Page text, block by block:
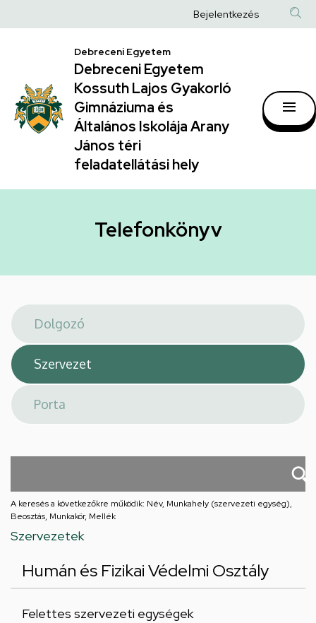
|
Debreceni
Egyetem
Kossuth
Lajos
Gyakorló
Általános
Arany
János
téri
feladatellátási
hely
a
Anonim
fiók
menüje
Bejelentkezés
Debreceni Egyetem
Debreceni Egyetem
Kossuth Lajos Gyakorló
Gimnáziuma és
Általános Iskolája Arany
János téri
feladatellátási hely
Telefonkönyv
A keresés a következőkre működik: Név, Munkahely (szervezeti egység),
Beosztás, Munkakör, Mellék
Szervezetek
Humán és Fizikai Védelmi Osztály
Felettes szervezeti egységek